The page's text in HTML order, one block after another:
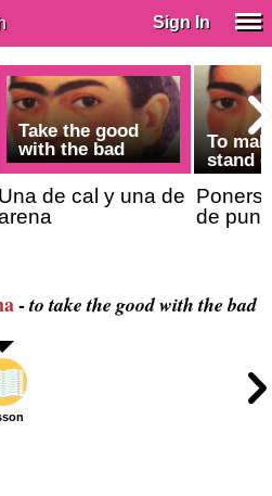
Sign In
Take the good
with the bad
Una de cal y una de
To
stand
de
-to take the good with the bad